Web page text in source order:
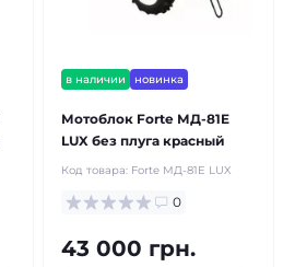
в наличии новинка
Мотоблок Forte МД-81E
LUX без плуга красный
Код товара: Forte МД-81E LUX
0
43 000 грн.